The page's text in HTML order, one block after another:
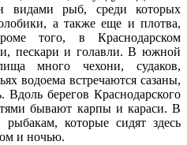
видами рыб, среди которых
а также еще и плотва,
того, в Краснодарском
пескари и голавли. В южной
много чехони, судаков,
водоема встречаются сазаны,
берегов Краснодарского
бывают карпы и караси. В
рыбакам, которые сидят здесь
и ночью.